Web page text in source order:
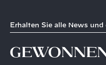
Erhalten Sie alle News